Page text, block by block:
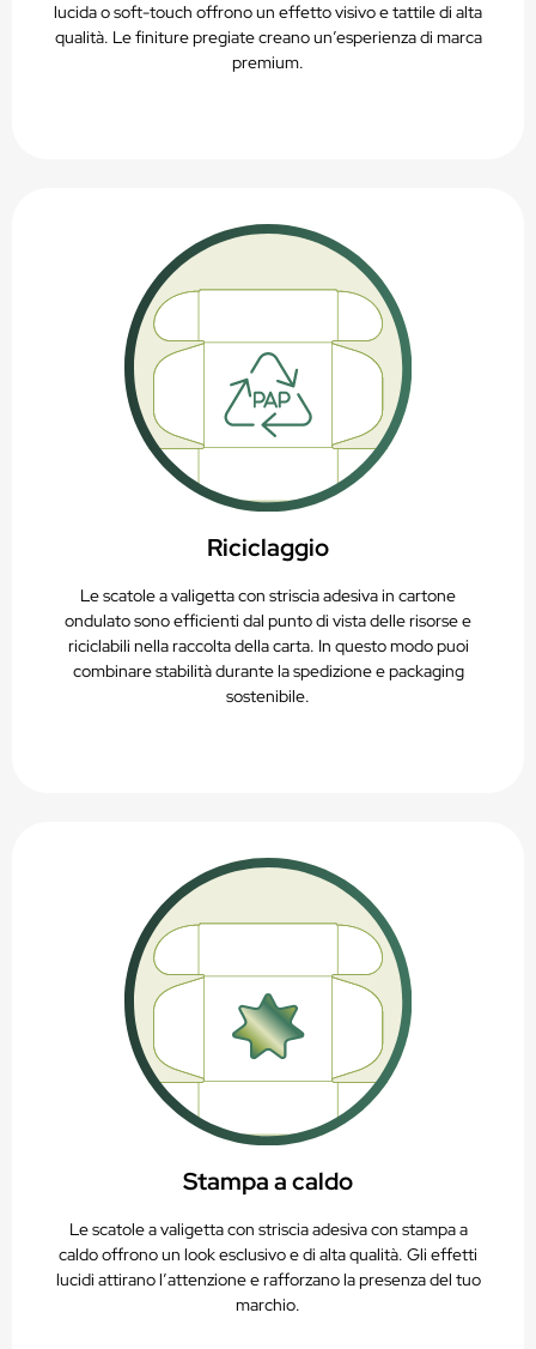
lucida o soft-touch offrono un effetto visivo e tattile di alta
qualità. Le finiture pregiate creano un’esperienza di marca
premium.
Riciclaggio
Le scatole a valigetta con striscia adesiva in cartone
ondulato sono efficienti dal punto di vista delle risorse e
riciclabili nella raccolta della carta. In questo modo puoi
combinare stabilità durante la spedizione e packaging
sostenibile.
Stampa a caldo
Le scatole a valigetta con striscia adesiva con stampa a
caldo offrono un look esclusivo e di alta qualità. Gli effetti
lucidi attirano l’attenzione e rafforzano la presenza del tuo
marchio.